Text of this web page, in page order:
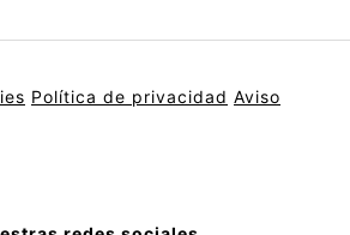
Política de privacidad Aviso